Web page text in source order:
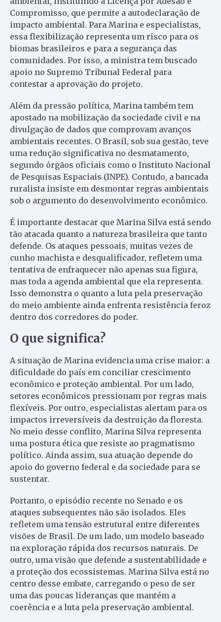
Compromisso, que permite a autodeclaração de
impacto ambiental. Para Marina e especialistas,
essa flexibilização representa um risco para os
biomas brasileiros e para a segurança das
comunidades. Por isso, a ministra tem buscado
apoio no Supremo Tribunal Federal para
contestar a aprovação do projeto.
Além da pressão política, Marina também tem
apostado na mobilização da sociedade civil e na
divulgação de dados que comprovam avanços
ambientais recentes. O Brasil, sob sua gestão, teve
uma redução significativa no desmatamento,
segundo órgãos oficiais como o Instituto Nacional
de Pesquisas Espaciais (INPE). Contudo, a bancada
ruralista insiste em desmontar regras ambientais
sob o argumento do desenvolvimento econômico.
É importante destacar que Marina Silva está sendo
tão atacada quanto a natureza brasileira que tanto
defende. Os ataques pessoais, muitas vezes de
cunho machista e desqualificador, refletem uma
tentativa de enfraquecer não apenas sua figura,
mas toda a agenda ambiental que ela representa.
Isso demonstra o quanto a luta pela preservação
do meio ambiente ainda enfrenta resistência feroz
dentro dos corredores do poder.
O que significa?
A situação de Marina evidencia uma crise maior: a
dificuldade do país em conciliar crescimento
econômico e proteção ambiental. Por um lado,
setores econômicos pressionam por regras mais
flexíveis. Por outro, especialistas alertam para os
impactos irreversíveis da destruição da floresta.
No meio desse conflito, Marina Silva representa
uma postura ética que resiste ao pragmatismo
político. Ainda assim, sua atuação depende do
apoio do governo federal e da sociedade para se
sustentar.
Portanto, o episódio recente no Senado e os
ataques subsequentes não são isolados. Eles
refletem uma tensão estrutural entre diferentes
visões de Brasil. De um lado, um modelo baseado
na exploração rápida dos recursos naturais. De
outro, uma visão que defende a sustentabilidade e
a proteção dos ecossistemas. Marina Silva está no
centro desse embate, carregando o peso de ser
uma das poucas lideranças que mantém a
coerência e a luta pela preservação ambiental.